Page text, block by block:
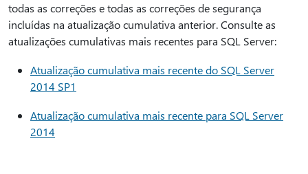
todas as correções e todas as correções de segurança
incluídas na atualização cumulativa anterior. Consulte as
atualizações cumulativas mais recentes para SQL Server:
Atualização cumulativa mais recente do SQL Server
2014 SP1
Atualização cumulativa mais recente para SQL Server
2014